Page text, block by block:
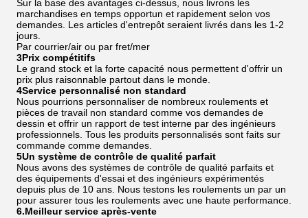
Sur la base des avantages ci-dessus, nous livrons les
marchandises en temps opportun et rapidement selon vos
demandes. Les articles d'entrepôt seraient livrés dans les 1-2
jours.
Par courrier/air ou par fret/mer
3Prix compétitifs
Le grand stock et la forte capacité nous permettent d'offrir un
prix plus raisonnable partout dans le monde.
4Service personnalisé non standard
Nous pourrions personnaliser de nombreux roulements et
pièces de travail non standard comme vos demandes de
dessin et offrir un rapport de test interne par des ingénieurs
professionnels. Tous les produits personnalisés sont faits sur
commande comme demandes.
5Un système de contrôle de qualité parfait
Nous avons des systèmes de contrôle de qualité parfaits et
des équipements d'essai et des ingénieurs expérimentés
depuis plus de 10 ans. Nous testons les roulements un par un
pour assurer tous les roulements avec une haute performance.
6.Meilleur service après-vente